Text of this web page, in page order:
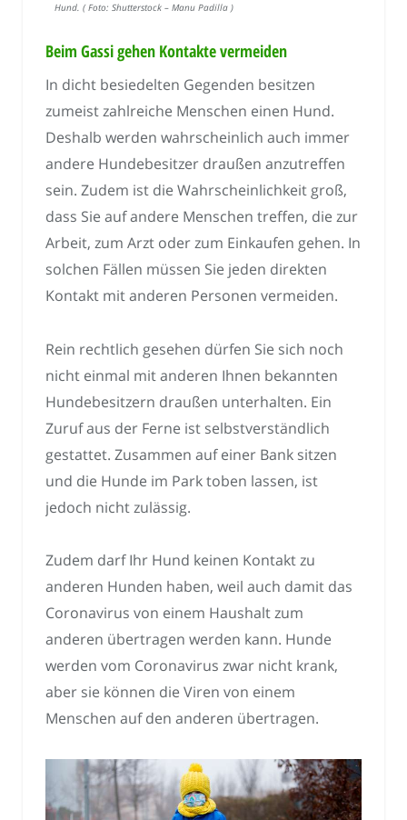
Hund. ( Foto: Shutterstock – Manu Padilla )
Beim Gassi gehen Kontakte vermeiden
In dicht besiedelten Gegenden besitzen
zumeist zahlreiche Menschen einen Hund.
Deshalb werden wahrscheinlich auch immer
andere Hundebesitzer draußen anzutreffen
sein. Zudem ist die Wahrscheinlichkeit groß,
dass Sie auf andere Menschen treffen, die zur
Arbeit, zum Arzt oder zum Einkaufen gehen. In
solchen Fällen müssen Sie jeden direkten
Kontakt mit anderen Personen vermeiden.
Rein rechtlich gesehen dürfen Sie sich noch
nicht einmal mit anderen Ihnen bekannten
Hundebesitzern draußen unterhalten. Ein
Zuruf aus der Ferne ist selbstverständlich
gestattet. Zusammen auf einer Bank sitzen
und die Hunde im Park toben lassen, ist
jedoch nicht zulässig.
Zudem darf Ihr Hund keinen Kontakt zu
anderen Hunden haben, weil auch damit das
Coronavirus von einem Haushalt zum
anderen übertragen werden kann. Hunde
werden vom Coronavirus zwar nicht krank,
aber sie können die Viren von einem
Menschen auf den anderen übertragen.